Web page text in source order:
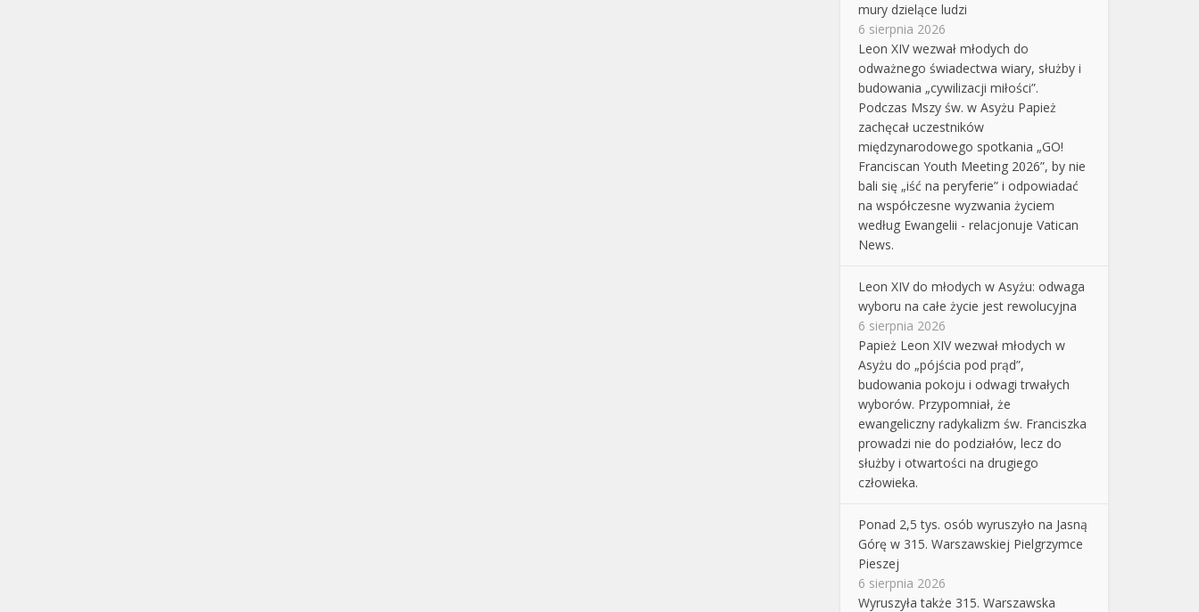
mury dzielące ludzi
6 sierpnia 2026
Leon XIV wezwał młodych do
odważnego świadectwa wiary, służby i
budowania „cywilizacji miłości”.
Podczas Mszy św. w Asyżu Papież
zachęcał uczestników
międzynarodowego spotkania „GO!
Franciscan Youth Meeting 2026”, by nie
bali się „iść na peryferie” i odpowiadać
na współczesne wyzwania życiem
według Ewangelii - relacjonuje Vatican
News.
Leon XIV do młodych w Asyżu: odwaga
wyboru na całe życie jest rewolucyjna
6 sierpnia 2026
Papież Leon XIV wezwał młodych w
Asyżu do „pójścia pod prąd”,
budowania pokoju i odwagi trwałych
wyborów. Przypomniał, że
ewangeliczny radykalizm św. Franciszka
prowadzi nie do podziałów, lecz do
służby i otwartości na drugiego
człowieka.
Ponad 2,5 tys. osób wyruszyło na Jasną
Górę w 315. Warszawskiej Pielgrzymce
Pieszej
6 sierpnia 2026
Wyruszyła także 315. Warszawska